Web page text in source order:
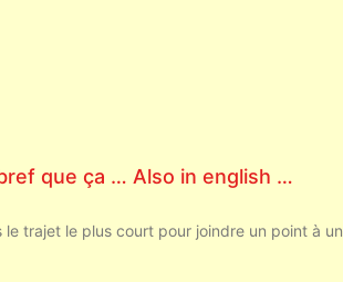
que ça … Also in english …
le trajet le plus court pour joindre un point à un